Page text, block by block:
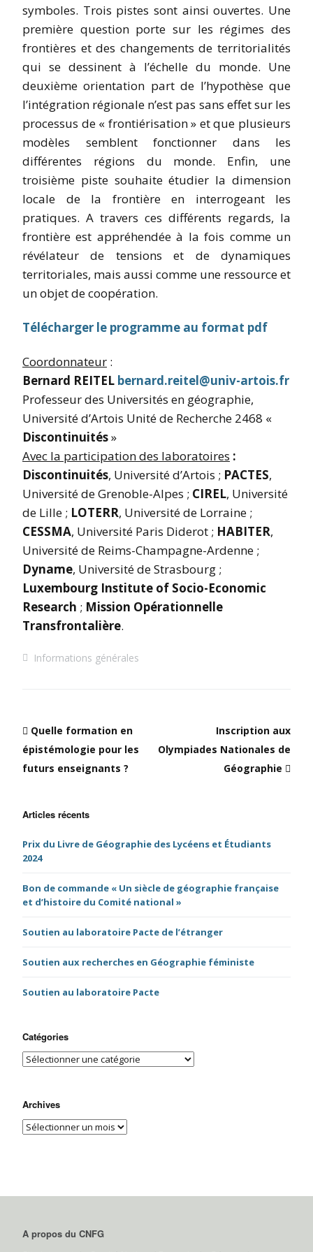
symboles. Trois pistes sont ainsi ouvertes. Une
première question porte sur les régimes des
frontières et des changements de territorialités
qui se dessinent à l’échelle du monde. Une
deuxième orientation part de l’hypothèse que
l’intégration régionale n’est pas sans effet sur les
processus de « frontiérisation » et que plusieurs
modèles semblent fonctionner dans les
différentes régions du monde. Enfin, une
troisième piste souhaite étudier la dimension
locale de la frontière en interrogeant les
pratiques. A travers ces différents regards, la
frontière est appréhendée à la fois comme un
révélateur de tensions et de dynamiques
territoriales, mais aussi comme une ressource et
un objet de coopération.
Télécharger le programme au format pdf
Coordonnateur :
Bernard REITEL bernard.reitel@univ-artois.fr
Professeur des Universités en géographie,
Université d’Artois Unité de Recherche 2468 «
Discontinuités»
Avec la participation des laboratoires :
Discontinuités, Université d’Artois ; PACTES,
Université de Grenoble-Alpes ; CIREL, Université
de Lille ; LOTERR, Université de Lorraine ;
CESSMA, Université Paris Diderot ; HABITER,
Université de Reims-Champagne-Ardenne ;
Dyname, Université de Strasbourg ;
Luxembourg Institute of Socio-Economic
Research ; Mission Opérationnelle
Transfrontalière.
Informations générales
Quelle formation en
épistémologie pour les
futurs enseignants ?
Inscription aux
Olympiades Nationales de
Géographie
Articles récents
Prix du Livre de Géographie des Lycéens et Étudiants
2024
Bon de commande « Un siècle de géographie française
et d’histoire du Comité national »
Soutien au laboratoire Pacte de l’étranger
Soutien aux recherches en Géographie féministe
Soutien au laboratoire Pacte
Catégories
Archives
A propos du CNFG